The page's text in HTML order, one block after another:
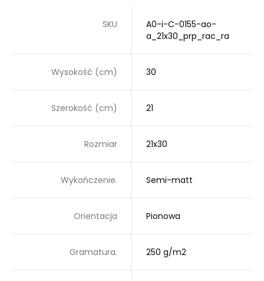
SKU
A0-i-C-0155-ao-
a_21x30_prp_rac_ra
Wysokość (cm) 30
Szerokość (cm) 21
Rozmiar 21x30
Wykończenie. Semi-matt
Orientacja Pionowa
Gramatura. 250 g/m2